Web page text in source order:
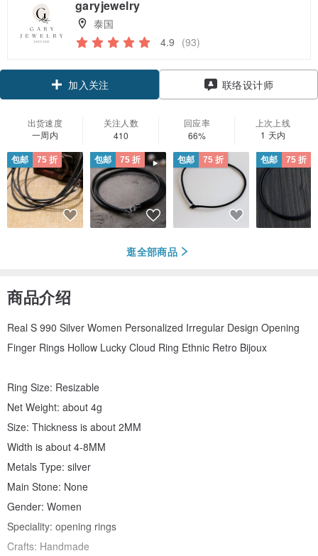
garyjewelry
泰国
4.9 (93)
加入关注 联络设计师
出货速度
一周内
关注人数
410
回应率
66%
上次上线
1 天内
包邮 75 折 包邮 75 折 包邮 75 折 包邮 75 折
逛全部商品
商品介绍
Real S 990 Silver Women Personalized Irregular Design Opening
Finger Rings Hollow Lucky Cloud Ring Ethnic Retro Bijoux
Ring Size: Resizable
Net Weight: about 4g
Size: Thickness is about 2MM
Width is about 4-8MM
Metals Type: silver
Main Stone: None
Gender: Women
Speciality: opening rings
Crafts: Handmade